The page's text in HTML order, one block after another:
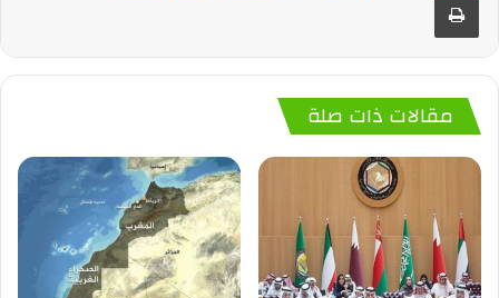
مقالات ذات صلة